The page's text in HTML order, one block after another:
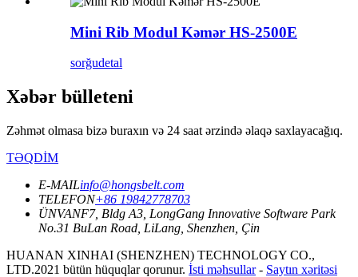
Mini Rib Modul Kəmər HS-2500E
sorğudetal
Xəbər bülleteni
Zəhmət olmasa bizə buraxın və 24 saat ərzində əlaqə saxlayacağıq.
TƏQDİM
E-MAILinfo@hongsbelt.com
TELEFON+86 19842778703
ÜNVANF7, Bldg A3, LongGang Innovative Software Park
No.31 BuLan Road, LiLang, Shenzhen, Çin
HUANAN XINHAI (SHENZHEN) TECHNOLOGY CO.,
LTD.2021 bütün hüquqlar qorunur. İsti məhsullar- Saytın xəritəsi